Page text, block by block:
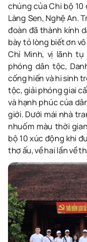
chúng của Chi bộ 10
Làng Sen, Nghệ An.
đoàn đã thành kính
bày tỏ lòng biết ơn
Chí Minh, vị lãnh
phóng dân tộc,
cống hiến và hi sinh
tộc, giải phóng giai
và hạnh phúc của
giới. Dưới mái nhà
nhuốm màu thời
bộ 10 xúc động khi
thơ ấu, về hai lần về